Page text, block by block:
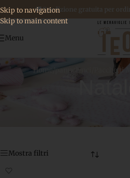
Skip to navigation
Skip to main content
🚚 Spedizione gratuita per
Menu
Home/ pannolenci Pacchetti
Natale
Mostra filtri